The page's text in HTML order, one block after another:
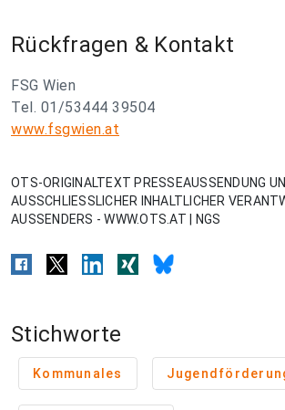
Rückfragen & Kontakt
FSG Wien
Tel. 01/53444 39504
www.fsgwien.at
OTS-ORIGINALTEXT PRESSEAUSSENDUNG
AUSSCHLIESSLICHER INHALTLICHER
AUSSENDERS - WWW.OTS.AT | NGS
Stichworte
Kommunales